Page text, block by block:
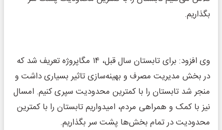
بگذاریم.
وی افزود: برای تابستان سال قبل، ۱۴ مگاپروژه تعریف شد که
در بخش مدیریت مصرف و بهینه‌سازی تاثیر بسیاری داشت و
منجر شد تابستان را با کمترین محدودیت سپری کنیم. امسال
نیز با کمک و همراهی مردم، امیدواریم تابستان را با کمترین
محدودیت در تمام بخش‌ها پشت سر بگذاریم.